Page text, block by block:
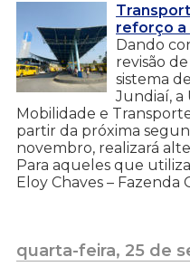
reforço a
Dando
revisão
sistema
Jundiaí, a
Mobilidade e
partir da próxima
novembro, realizará
Para aqueles que
Eloy Chaves – Fazenda
quarta-feira, 25 de